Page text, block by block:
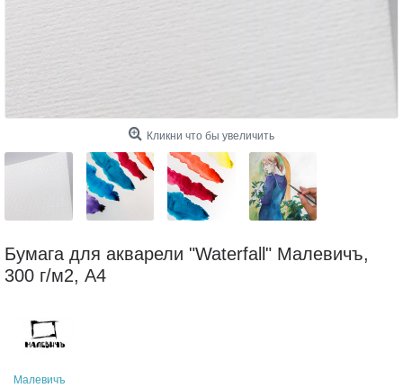
Кликни что бы увеличить
Бумага для акварели "Waterfall" Малевичъ,
300 г/м2, А4
Малевичъ